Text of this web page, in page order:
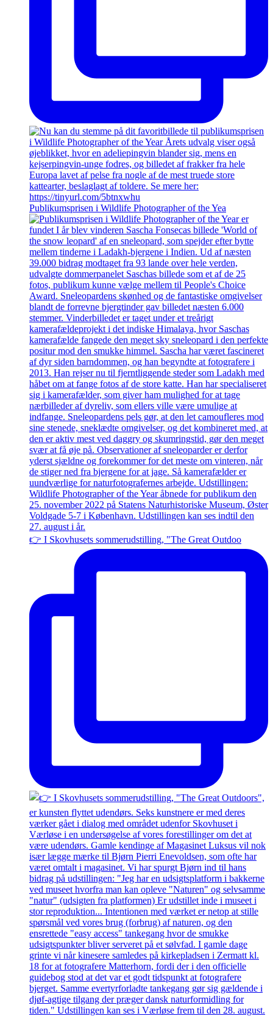
Publikumsprisen i Wildlife Photographer of the Yea
👉 I Skovhusets sommerudstilling, "The Great Outdoo